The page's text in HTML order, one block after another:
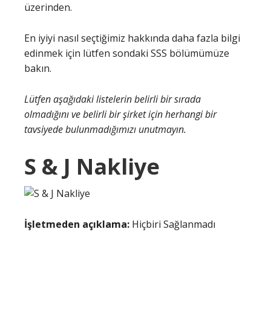
üzerinden.
En iyiyi nasıl seçtiğimiz hakkında daha fazla bilgi
edinmek için lütfen sondaki SSS bölümümüze
bakın.
Lütfen aşağıdaki listelerin belirli bir sırada
olmadığını ve belirli bir şirket için herhangi bir
tavsiyede bulunmadığımızı unutmayın.
S & J Nakliye
İşletmeden açıklama: Hiçbiri Sağlanmadı